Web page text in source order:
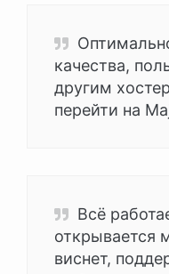
качества,
другим
перейти на
Всё
открывается
виснет,